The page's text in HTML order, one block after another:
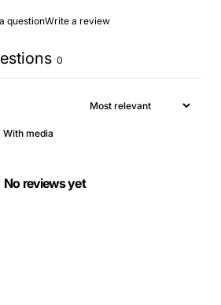
questionWrite a review
0
With media
No reviews yet